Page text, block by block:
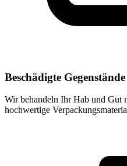
Beschädigte Gegenstände
Wir behandeln Ihr Hab und Gut
hochwertige